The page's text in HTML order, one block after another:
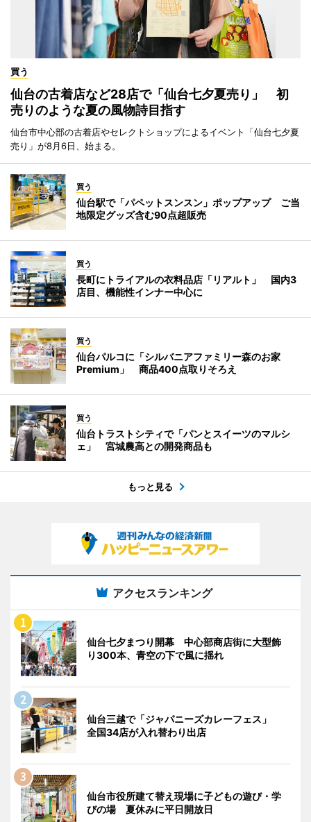
買う
仙台の古着店など28店で「仙台七夕夏売り」 初
売りのような夏の風物詩目指す
仙台市中心部の古着店やセレクトショップによるイベント「仙台七夕夏
売り」が8月6日、始まる。
買う
仙台駅で「パペットスンスン」ポップアップ ご当
地限定グッズ含む90点超販売
買う
長町にトライアルの衣料品店「リアルト」 国内3
店目、機能性インナー中心に
買う
仙台パルコに「シルバニアファミリー森のお家
Premium」 商品400点取りそろえ
買う
仙台トラストシティで「パンとスイーツのマルシ
ェ」 宮城農高との開発商品も
もっと見る
アクセスランキング
仙台七夕まつり開幕 中心部商店街に大型飾
り300本、青空の下で風に揺れ
仙台三越で「ジャパニーズカレーフェス」
全国34店が入れ替わり出店
仙台市役所建て替え現場に子どもの遊び・学
びの場 夏休みに平日開放日